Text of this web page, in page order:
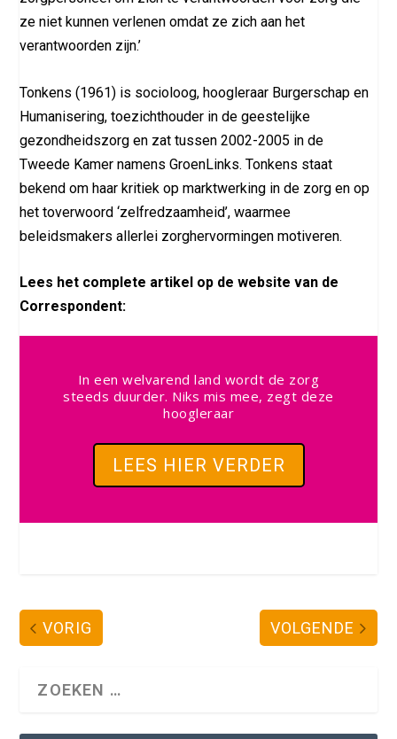
ze niet kunnen verlenen omdat ze zich aan het
verantwoorden zijn.’
Tonkens (1961) is socioloog, hoogleraar Burgerschap en
Humanisering, toezichthouder in de geestelijke
gezondheidszorg en zat tussen 2002-2005 in de
Tweede Kamer namens GroenLinks. Tonkens staat
bekend om haar kritiek op marktwerking in de zorg en op
het toverwoord ‘zelfredzaamheid’, waarmee
beleidsmakers allerlei zorghervormingen motiveren.
Lees het complete artikel op de website van de
Correspondent:
In een welvarend land wordt de zorg
steeds duurder. Niks mis mee, zegt deze
hoogleraar
LEES HIER VERDER
VORIG VOLGENDE